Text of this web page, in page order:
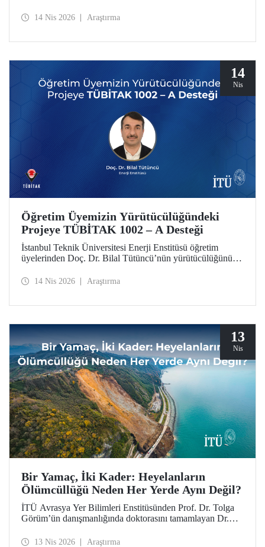
desteklenmeye hak kazandı.
14 Nis 2026 Araştırma
14
Nis
Öğretim Üyemizin Yürütücülüğündeki
Projeye TÜBİTAK 1002 – A Desteği
İstanbul Teknik Üniversitesi Enerji Enstitüsü öğretim
üyelerinden Doç. Dr. Bilal Tütüncü’nün yürütücülüğünü
Yönelik Çoklu Tekniklerin Aynı Anten Üzerinde
14 Nis 2026 Araştırma
13
Nis
Bir Yamaç, İki Kader: Heyelanların
Ölümcüllüğü Neden Her Yerde Aynı Değil?
İTÜ Avrasya Yer Bilimleri Enstitüsünden Prof. Dr. Tolga
Görüm’ün danışmanlığında doktorasını tamamlayan Dr.
heyelan ölümlerinin topoğrafya ya da yağıştan çok,
13 Nis 2026 Araştırma